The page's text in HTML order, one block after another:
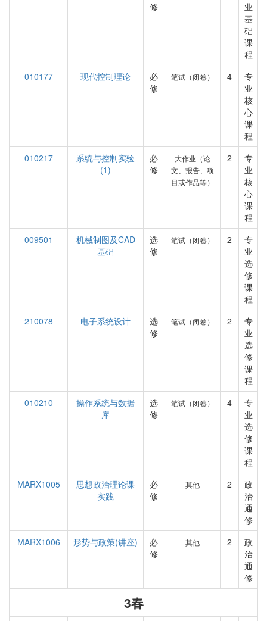
修
业
基
础
课
程
010177
现代控制理论
必
修
笔试（闭卷） 4
专
业
核
心
课
程
010217
系统与控制实验
(1)
必
修
大作业（论
文、报告、项
目或作品等）
2
专
业
核
心
课
程
009501
机械制图及CAD
基础
选
修
笔试（闭卷） 2
专
业
选
修
课
程
210078
电子系统设计
选
修
笔试（闭卷） 2
专
业
选
修
课
程
010210
操作系统与数据
库
选
修
笔试（闭卷） 4
专
业
选
修
课
程
MARX1005
思想政治理论课
实践
必
修
其他 2
政
治
通
修
MARX1006
形势与政策(讲座)
必
修
其他 2
政
治
通
修
3春